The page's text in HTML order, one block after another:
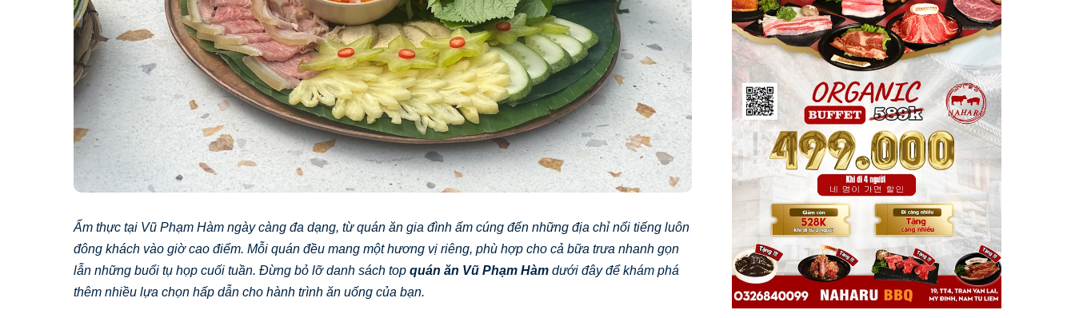
Ẩm thực tại Vũ Phạm Hàm ngày càng đa dạng, từ quán ăn gia đình ấm cúng đến những địa chỉ nổi tiếng luôn
đông khách vào giờ cao điểm. Mỗi quán đều mang một hương vị riêng, phù hợp cho cả bữa trưa nhanh gọn
lẫn những buổi tụ họp cuối tuần. Đừng bỏ lỡ danh sách top quán ăn Vũ Phạm Hàm dưới đây để khám phá
thêm nhiều lựa chọn hấp dẫn cho hành trình ăn uống của bạn.